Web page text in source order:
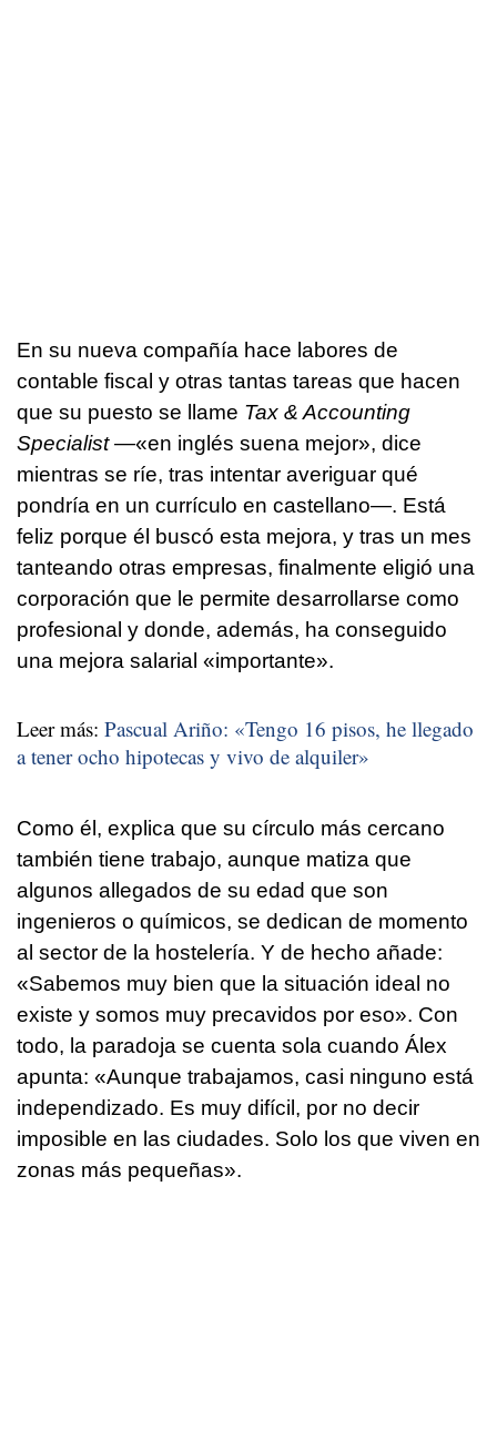
En su nueva compañía hace labores de
contable fiscal y otras tantas tareas que hacen
que su puesto se llame Tax & Accounting
Specialist —«en inglés suena mejor», dice
mientras se ríe, tras intentar averiguar qué
pondría en un currículo en castellano—. Está
feliz porque él buscó esta mejora, y tras un mes
tanteando otras empresas, finalmente eligió una
corporación que le permite desarrollarse como
profesional y donde, además, ha conseguido
una mejora salarial «importante».
Leer más: Pascual Ariño: «Tengo 16 pisos, he llegado
a tener ocho hipotecas y vivo de alquiler»
Como él, explica que su círculo más cercano
también tiene trabajo, aunque matiza que
algunos allegados de su edad que son
ingenieros o químicos, se dedican de momento
al sector de la hostelería. Y de hecho añade:
«Sabemos muy bien que la situación ideal no
existe y somos muy precavidos por eso». Con
todo, la paradoja se cuenta sola cuando Álex
apunta: «Aunque trabajamos, casi ninguno está
independizado. Es muy difícil, por no decir
imposible en las ciudades. Solo los que viven en
zonas más pequeñas».